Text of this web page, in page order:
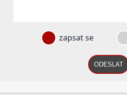
zapsat se
ODESLAT